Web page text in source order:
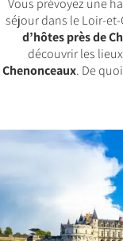
Vous prévoyez une
séjour dans le Loir-et-
d’hôtes près de
découvrir les
Chenonceaux. De